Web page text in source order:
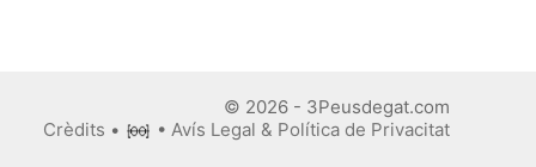
© 2026 - 3Peusdegat.com
Crèdits • • Avís Legal & Política de Privacitat